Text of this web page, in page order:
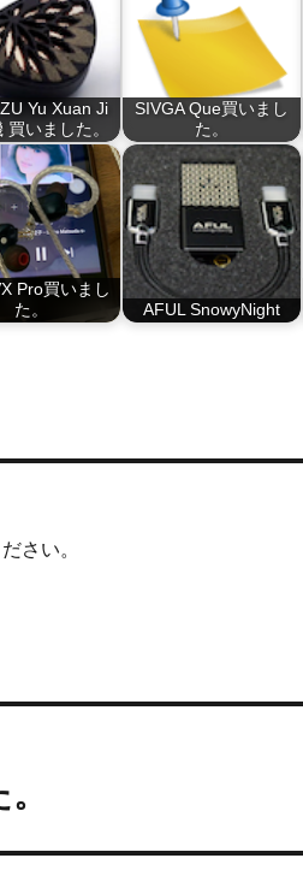
Yu Xuan Ji
買いました。
SIVGA Que買いまし
た。
Pro買いまし
た。
AFUL SnowyNight
さい。